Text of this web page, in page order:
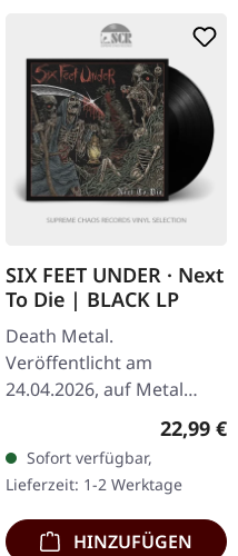
SIX FEET UNDER · Next
To Die | BLACK LP
Death Metal.
Veröffentlicht am
24.04.2026, auf Metal
Blade Records. Schwarzes
Vinyl im Standard-Cover
mit Insert und Digital-
Download-Code. Six
Feet…
22,99 €
Sofort verfügbar,
Lieferzeit: 1-2 Werktage
HINZUFÜGEN